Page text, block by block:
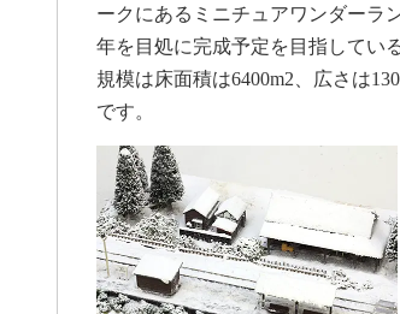
ークにあるミニチュアワンダーラ
年を目処に完成予定を目指してい
規模は床面積は6400m2、広さは
です。